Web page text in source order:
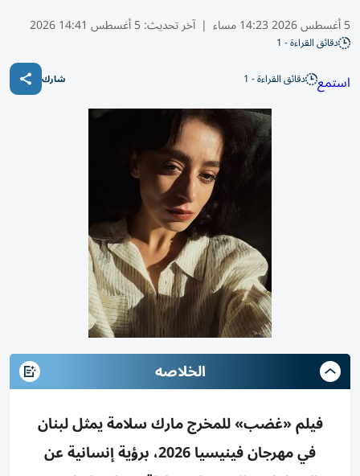
5 أغسطس 2026 14:23 مساء | آخر تحديث:5 أغسطس 14:41 2026
دقائق القراءة - 1
استمع دقائق القراءة - 1 شارك
الخلاصه
فيلم «غضب» للمخرج مارك سلامة يمثل لبنان
في مهرجان فينيسيا 2026، برؤية إنسانية عن